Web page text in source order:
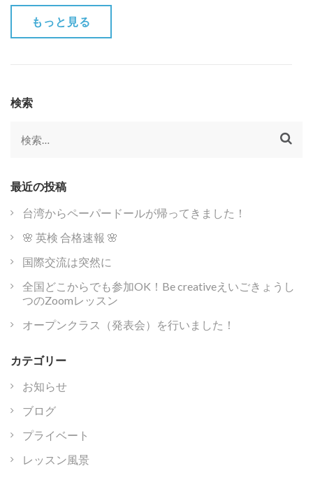
もっと見る
検索
検
最近の投稿
台湾からペーパードールが帰ってきました！
🌸 英検 合格速報 🌸
国際交流は突然に
全国どこからでも参加OK！Be creativeえいごきょうし
つのZoomレッスン
オープンクラス（発表会）を行いました！
カテゴリー
お知らせ
ブログ
プライベート
レッスン風景